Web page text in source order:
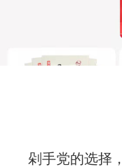
剁手党的选择